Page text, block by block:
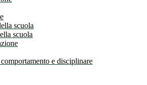
scuola
scuola
e disciplinare